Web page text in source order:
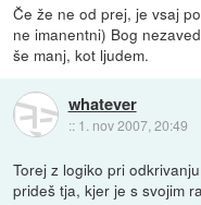
Če že ne od prej, je vsaj
ne imanentni) Bog
še manj, kot ljudem.
whatever
:: 1. nov 2007, 20:49
Torej z logiko pri
prideš tja, kjer je s svojim